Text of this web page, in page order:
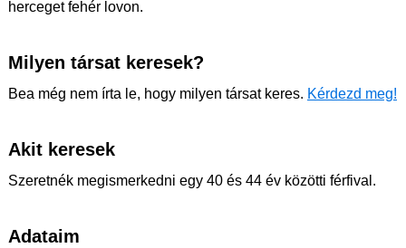
herceget fehér lovon.
Milyen társat keresek?
Bea még nem írta le, hogy milyen társat keres. Kérdezd meg!
Akit keresek
Szeretnék megismerkedni egy 40 és 44 év közötti férfival.
Adataim